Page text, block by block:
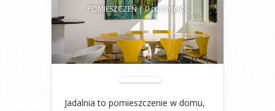
POMIESZCZEŃ|0 comments
Jadalnia to pomieszczenie w domu,